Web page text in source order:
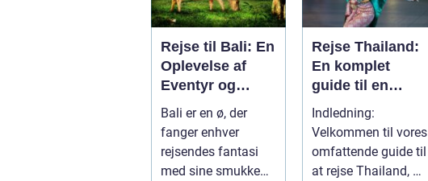
Rejse til Bali: En
Oplevelse af
Eventyr og
Skønhed
Bali er en ø, der
fanger enhver
rejsendes fantasi
med sine smukke
Rejse Thailand:
En komplet
guide til en
eventyrlig
oplevelse
Indledning:
Velkommen til vores
omfattende guide til
at rejse Thailand, et